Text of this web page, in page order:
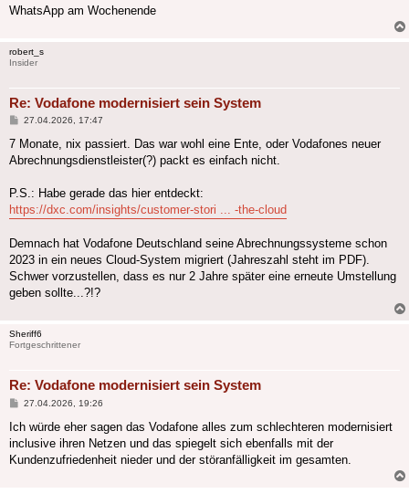
WhatsApp am Wochenende
robert_s
Insider
Re: Vodafone modernisiert sein System
Beitrag
27.04.2026, 17:47
7 Monate, nix passiert. Das war wohl eine Ente, oder Vodafones neuer
Abrechnungsdienstleister(?) packt es einfach nicht.
P.S.: Habe gerade das hier entdeckt:
https://dxc.com/insights/customer-stori ... -the-cloud
Demnach hat Vodafone Deutschland seine Abrechnungssysteme schon
2023 in ein neues Cloud-System migriert (Jahreszahl steht im PDF).
Schwer vorzustellen, dass es nur 2 Jahre später eine erneute Umstellung
geben sollte...?!?
Sheriff6
Fortgeschrittener
Re: Vodafone modernisiert sein System
Beitrag
27.04.2026, 19:26
Ich würde eher sagen das Vodafone alles zum schlechteren modernisiert
inclusive ihren Netzen und das spiegelt sich ebenfalls mit der
Kundenzufriedenheit nieder und der störanfälligkeit im gesamten.